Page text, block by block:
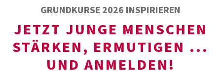
GRUNDKURSE 2026 INSPIRIEREN
JETZT JUNGE MENSCHEN
STÄRKEN, ERMUTIGEN ...
UND ANMELDEN!